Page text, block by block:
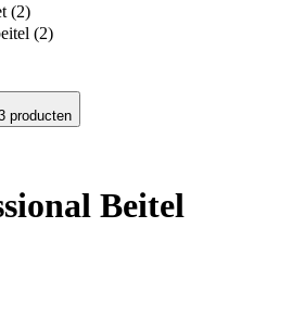
(2)
(2)
producten
Beitel